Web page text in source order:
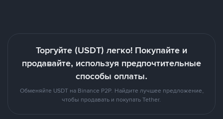
Торгуйте (USDT) легко! Покупайте и
продавайте, используя предпочтительные
способы оплаты.
Обменяйте USDT на Binance P2P. Найдите лучшее предложение,
чтобы продавать и покупать Tether.